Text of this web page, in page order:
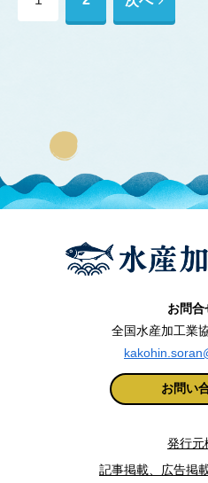
お問合
全国水産加工業
お問い
発行元
記事掲載、広告掲